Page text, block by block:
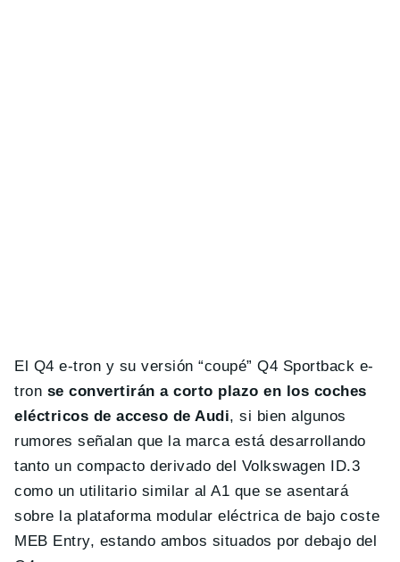
El Q4 e-tron y su versión “coupé” Q4 Sportback e-
tron se convertirán a corto plazo en los coches
eléctricos de acceso de Audi, si bien algunos
rumores señalan que la marca está desarrollando
tanto un compacto derivado del Volkswagen ID.3
como un utilitario similar al A1 que se asentará
sobre la plataforma modular eléctrica de bajo coste
MEB Entry, estando ambos situados por debajo del